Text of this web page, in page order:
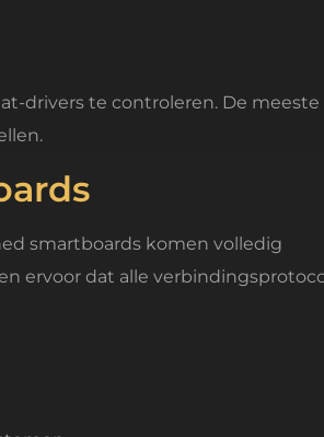
drivers te controleren. De
smartboards komen volledig
ervoor dat alle